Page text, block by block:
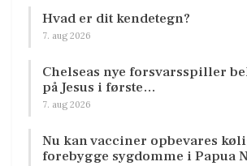
Hvad er dit kendetegn?
7. aug 2026
Chelseas nye forsvarsspiller
på Jesus i første…
7. aug 2026
Nu kan vacciner opbevares
forebygge sygdomme i Papua